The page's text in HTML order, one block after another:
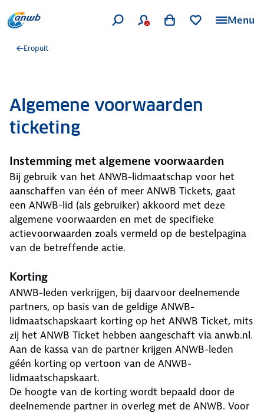
Menu
Eropuit
Algemene voorwaarden
ticketing
Instemming met algemene voorwaarden
Bij gebruik van het ANWB-lidmaatschap voor het
aanschaffen van één of meer ANWB Tickets, gaat
een ANWB-lid (als gebruiker) akkoord met deze
algemene voorwaarden en met de specifieke
actievoorwaarden zoals vermeld op de bestelpagina
van de betreffende actie.
Korting
ANWB-leden verkrijgen, bij daarvoor deelnemende
partners, op basis van de geldige ANWB-
lidmaatschapskaart korting op het ANWB Ticket, mits
zij het ANWB Ticket hebben aangeschaft via anwb.nl.
Aan de kassa van de partner krijgen ANWB-leden
géén korting op vertoon van de ANWB-
lidmaatschapskaart.
De hoogte van de korting wordt bepaald door de
deelnemende partner in overleg met de ANWB. Voor